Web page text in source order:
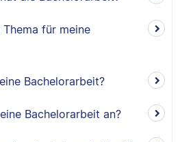
für meine
Bachelorarbeit?
Bachelorarbeit an?